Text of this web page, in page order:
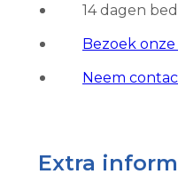
14 dagen
Bezoek
Neem
Extra